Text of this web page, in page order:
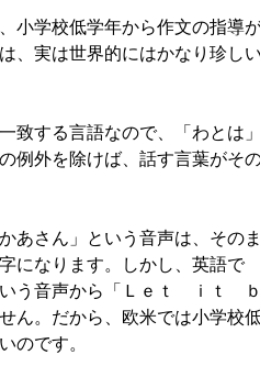
小学校低学年から作文の指導
、実は世界的にはかなり珍し
致する言語なので、「わとは
例外を除けば、話す言葉がそ
あさん」という音声は、その
になります。しかし、英語で
いう音声から「Ｌｅｔ ｉｔ
ん。だから、欧米では小学校
のです。